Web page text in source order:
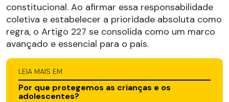
constitucional. Ao afirmar essa responsabilidade
coletiva e estabelecer a prioridade absoluta como
regra, o Artigo 227 se consolida como um marco
avançado e essencial para o país.
LEIA MAIS EM
Por que protegemos as crianças e os
adolescentes?